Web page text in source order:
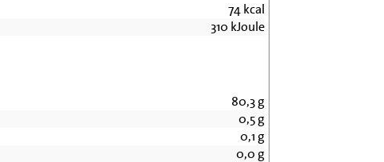
74kcal
310 kJoule
80,3g
0,5g
0,1 g
0,0 g